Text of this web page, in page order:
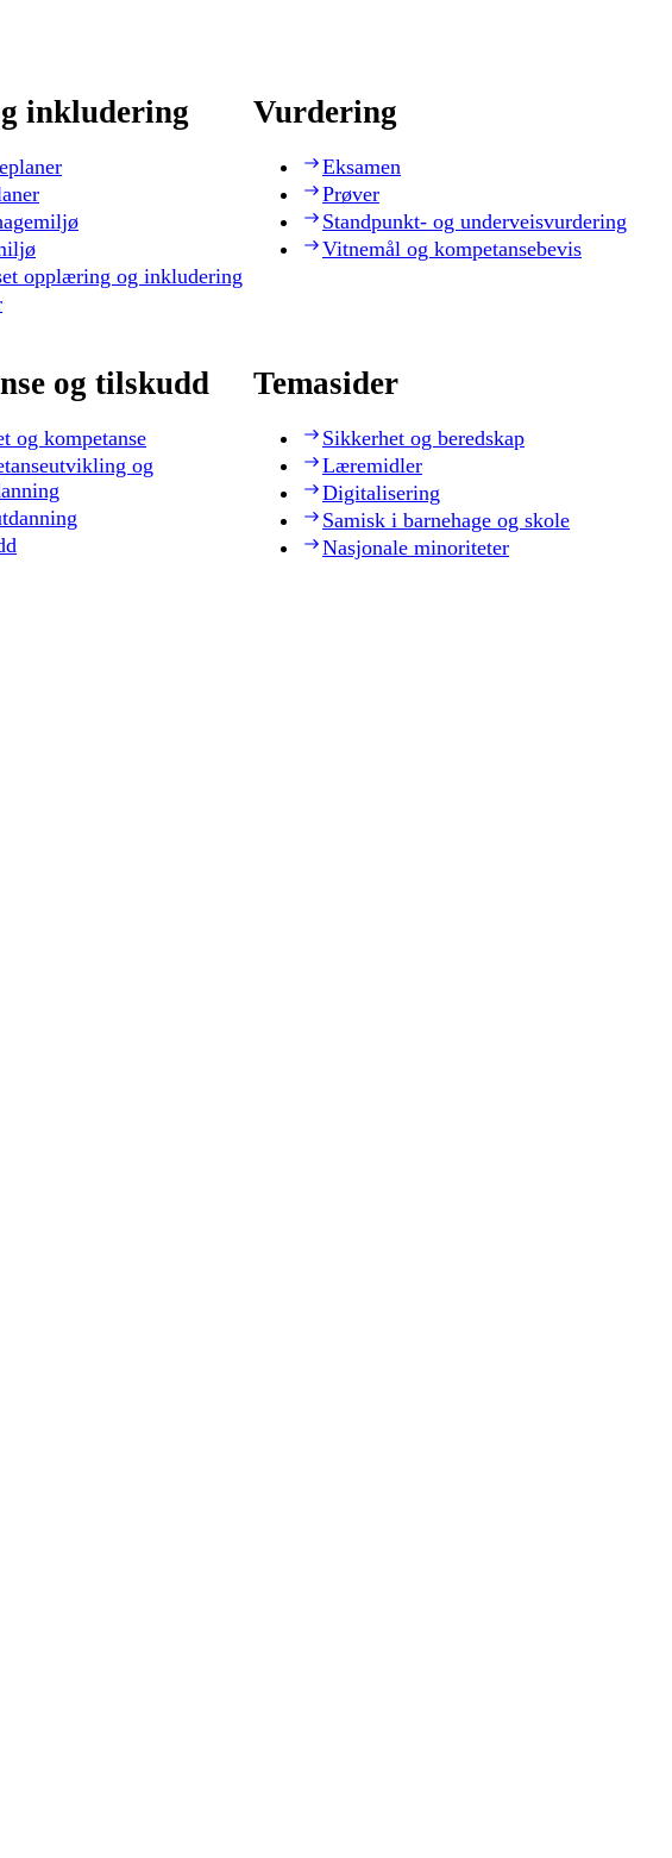
inkludering
opplæring og inkludering
Vurdering
Eksamen
Prøver
Standpunkt- og underveisvurdering
Vitnemål og kompetansebevis
og tilskudd
og kompetanse
og
Temasider
Sikkerhet og beredskap
Læremidler
Digitalisering
Samisk i barnehage og skole
Nasjonale minoriteter